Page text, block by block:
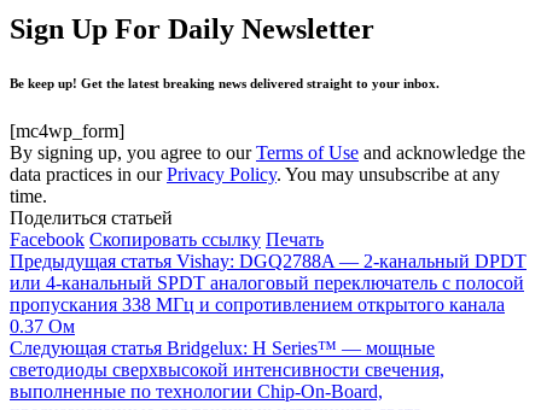
Sign Up For Daily Newsletter
Be keep up! Get the latest breaking news delivered straight to your inbox.
[mc4wp_form]
By signing up, you agree to ourTerms of Use and acknowledge the
data practices in ourPrivacy Policy. You may unsubscribe at any
time.
Поделиться статьей
Facebook Скопировать ссылку Печать
Предыдущая статья Vishay: DGQ2788A — 2-канальный DPDT
или 4-канальный SPDT аналоговый переключатель с полосой
пропускания 338 МГц и сопротивлением открытого канала
0.37 Ом
Следующая статья Bridgelux: H Series™ — мощные
светодиоды сверхвысокой интенсивности свечения,
выполненные по технологии Chip-On-Board,